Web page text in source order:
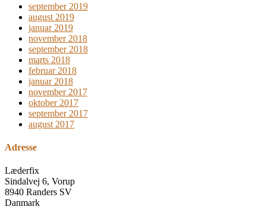
september 2019
august 2019
januar 2019
november 2018
september 2018
marts 2018
februar 2018
januar 2018
november 2017
oktober 2017
september 2017
august 2017
Adresse
Læderfix
Sindalvej 6, Vorup
8940 Randers SV
Danmark